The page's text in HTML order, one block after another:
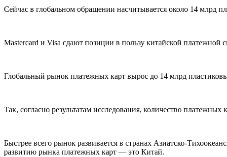
Сейчас в глобальном обращении насчитывается около 14 млрд
Mastercard и Visa сдают позиции в пользу китайской платежной
Глобальный рынок платежных карт вырос до 14 млрд
Так, согласно результатам исследования, количество
Быстрее всего рынок развивается в странах Азиатско-
развитию рынка платежных карт — это Китай.